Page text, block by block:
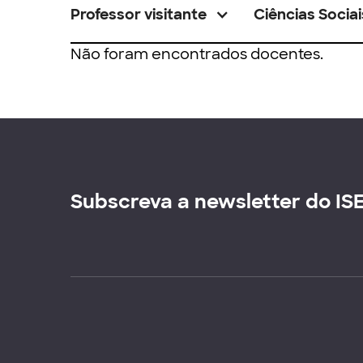
Professor visitante Ciências
Não foram encontrados docentes.
Subscreva a newsletter do